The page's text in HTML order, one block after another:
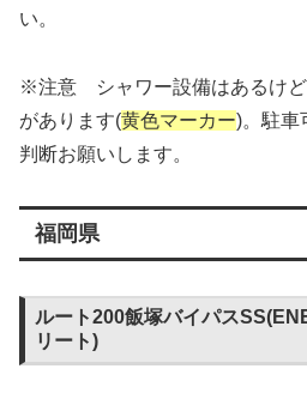
い。
※注意 シャワー設備はあるけど
があります(黄色マーカー)。駐車
判断お願いします。
福岡県
ルート200飯塚バイパス
リート)